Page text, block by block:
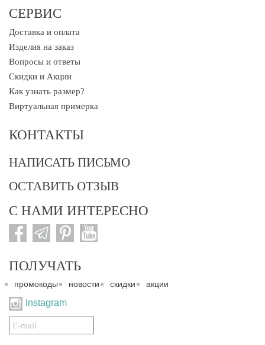
СЕРВИС
Доставка и оплата
Изделия на заказ
Вопросы и ответы
Скидки и Акции
Как узнать размер?
Виртуальная примерка
КОНТАКТЫ
НАПИСАТЬ ПИСЬМО
ОСТАВИТЬ ОТЗЫВ
С НАМИ ИНТЕРЕСНО
ПОЛУЧАТЬ
промокоды новости скидки акции
Instagram
Подписаться
на